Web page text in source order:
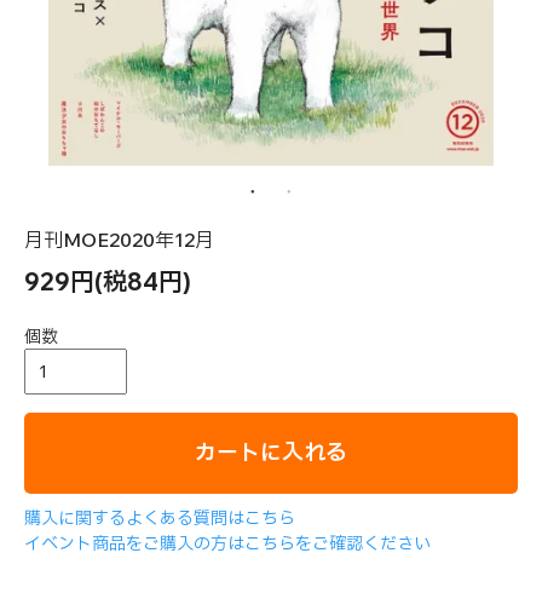
月刊MOE2020年12月
929円(税84円)
個数
カートに入れる
購入に関するよくある質問はこちら
イベント商品をご購入の方はこちらをご確認ください